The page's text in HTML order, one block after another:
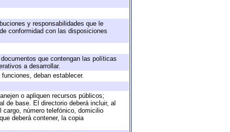
y responsabilidades que le
conformidad con las disposiciones
que contengan las políticas
a desarrollar.
deban establecer.
o apliquen recursos públicos;
de base. El directorio deberá incluir, al
número telefónico, domicilio
deberá contener, la copia